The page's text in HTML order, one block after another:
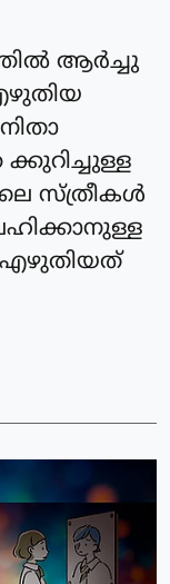
ആർച്ചു
സ്ത്രീകൾ
എഴുതിയത്